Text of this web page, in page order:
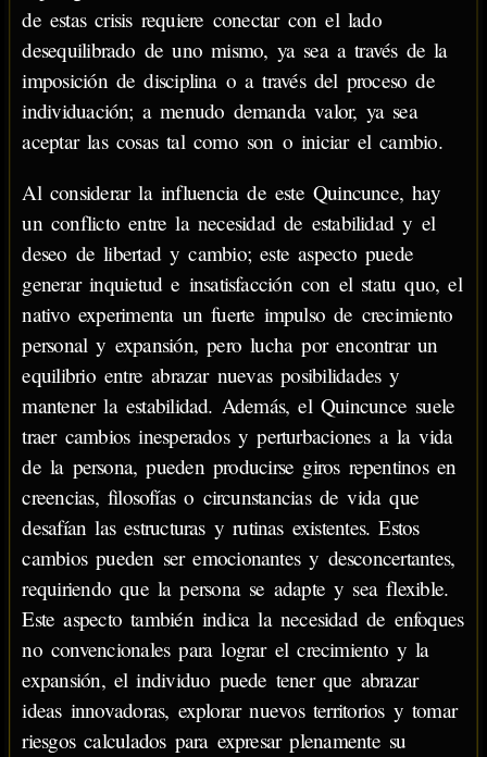
de estas crisis requiere conectar con el lado
desequilibrado de uno mismo, ya sea a través de la
imposición de disciplina o a través del proceso de
individuación; a menudo demanda valor, ya sea
aceptar las cosas tal como son o iniciar el cambio.
Al considerar la influencia de este Quincunce, hay
un conflicto entre la necesidad de estabilidad y el
deseo de libertad y cambio; este aspecto puede
generar inquietud e insatisfacción con el statu quo, el
nativo experimenta un fuerte impulso de crecimiento
personal y expansión, pero lucha por encontrar un
equilibrio entre abrazar nuevas posibilidades y
mantener la estabilidad. Además, el Quincunce suele
traer cambios inesperados y perturbaciones a la vida
de la persona, pueden producirse giros repentinos en
creencias, filosofías o circunstancias de vida que
desafían las estructuras y rutinas existentes. Estos
cambios pueden ser emocionantes y desconcertantes,
requiriendo que la persona se adapte y sea flexible.
Este aspecto también indica la necesidad de enfoques
no convencionales para lograr el crecimiento y la
expansión, el individuo puede tener que abrazar
ideas innovadoras, explorar nuevos territorios y tomar
riesgos calculados para expresar plenamente su